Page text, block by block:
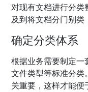
对现有文档进行分
及到将文档分门别类
确定分类体系
根据业务需要制定一
文件类型等标准分类
关重要，这样才能便